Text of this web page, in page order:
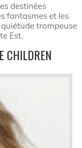
destinées
fantasmes et les
trompeuse
Est.
CHILDREN